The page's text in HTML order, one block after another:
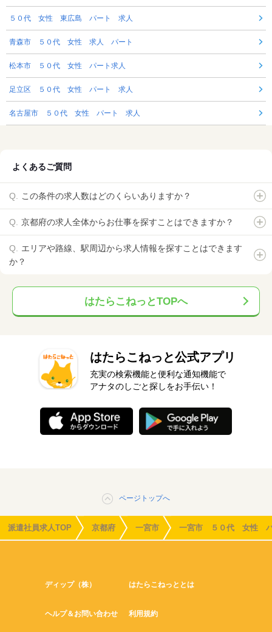
５０代 女性 東広島 パート 求人
青森市 ５０代 女性 求人 パート
松本市 ５０代 女性 パート求人
足立区 ５０代 女性 パート 求人
名古屋市 ５０代 女性 パート 求人
よくあるご質問
この条件の求人数はどのくらいありますか？
京都府の求人全体からお仕事を探すことはできますか？
エリアや路線、駅周辺から求人情報を探すことはできます
か？
はたらこねっとTOPへ
はたらこねっと公式アプリ
充実の検索機能と便利な通知機能で
アナタのしごと探しをお手伝い！
ページトップへ
派遣社員求人TOP 京都府 一宮市 一宮市 ５０代 女性
ディップ（株） はたらこねっととは
ヘルプ＆お問い合わせ 利用規約